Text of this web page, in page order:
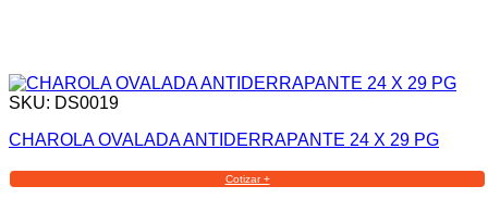
SKU: DS0019
CHAROLA OVALADA ANTIDERRAPANTE 24 X 29 PG
Cotizar +